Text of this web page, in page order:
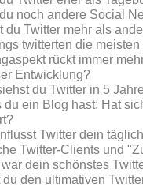
noch andere Social
du Twitter mehr als
twitterten die
rückt immer
Entwicklung?
du Twitter in 5
du ein Blog hast: Hat
Twitter dein
Twitter-Clients und
war dein schönstes
du den ultimativen